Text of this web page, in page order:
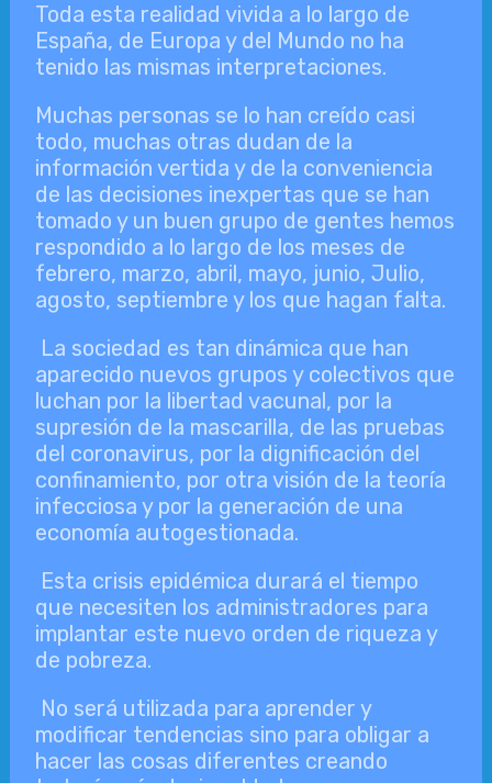
Toda esta realidad vivida a lo largo de
España, de Europa y del Mundo no ha
tenido las mismas interpretaciones.
Muchas personas se lo han creído casi
todo, muchas otras dudan de la
información vertida y de la conveniencia
de las decisiones inexpertas que se han
tomado y un buen grupo de gentes hemos
respondido a lo largo de los meses de
febrero, marzo, abril, mayo, junio, Julio,
agosto, septiembre y los que hagan falta.
La sociedad es tan dinámica que han
aparecido nuevos grupos y colectivos que
luchan por la libertad vacunal, por la
supresión de la mascarilla, de las pruebas
del coronavirus, por la dignificación del
confinamiento, por otra visión de la teoría
infecciosa y por la generación de una
economía autogestionada.
Esta crisis epidémica durará el tiempo
que necesiten los administradores para
implantar este nuevo orden de riqueza y
de pobreza.
No será utilizada para aprender y
modificar tendencias sino para obligar a
hacer las cosas diferentes creando